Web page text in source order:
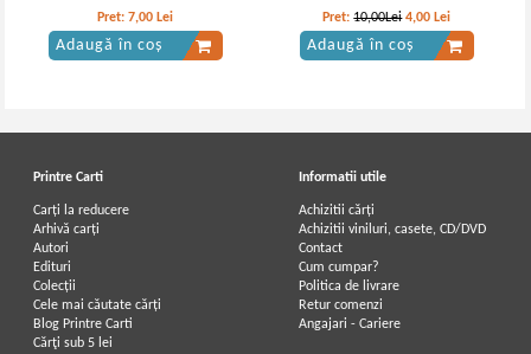
Pret:7,00 Lei
Adaugă în coș
Pret:10,00Lei 4,00 Lei
Adaugă în coș
Printre Carti
Carți la reducere
Arhivă carți
Autori
Edituri
Colecții
Cele mai căutate cărți
Blog Printre Carti
Cărţi sub 5 lei
Informatii utile
Achizitii cărți
Achizitii viniluri, casete, CD/DVD
Contact
Cum cumpar?
Politica de livrare
Retur comenzi
Angajari - Cariere